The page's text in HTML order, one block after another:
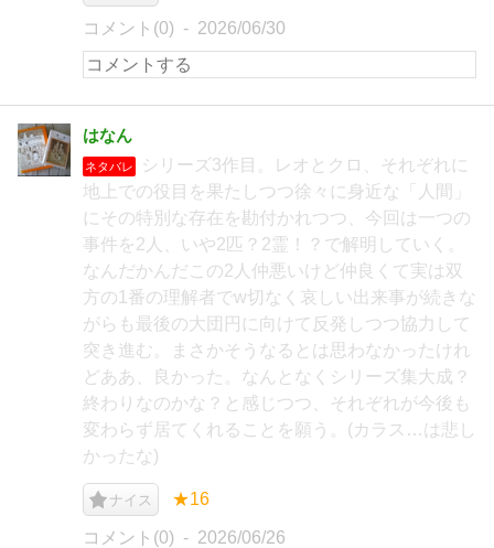
コメント(0) 2026/06/30
はなん
ネタバレ
シリーズ3作目。レオとクロ、それぞれに
地上での役目を果たしつつ徐々に身近な「人間」
にその特別な存在を勘付かれつつ、今回は一つの
事件を2人、いや2匹？2霊！？で解明していく。
なんだかんだこの2人仲悪いけど仲良くて実は双
方の1番の理解者でw切なく哀しい出来事が続きな
がらも最後の大団円に向けて反発しつつ協力して
突き進む。まさかそうなるとは思わなかったけれ
どああ、良かった。なんとなくシリーズ集大成？
終わりなのかな？と感じつつ、それぞれが今後も
変わらず居てくれることを願う。(カラス…は悲し
かったな)
ナイス ★16
コメント(0) 2026/06/26